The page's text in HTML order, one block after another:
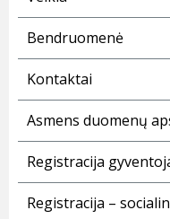
Bendruomenė
Kontaktai
Asmens duomenų
Registracija
Registracija –